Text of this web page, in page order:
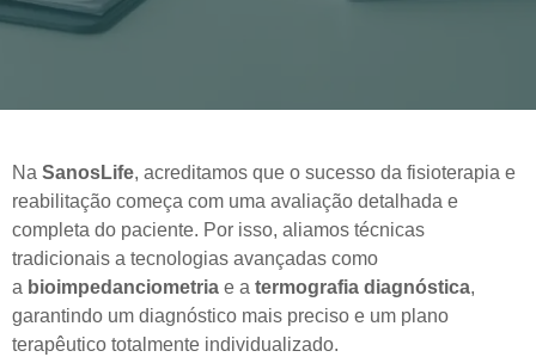
Na SanosLife, acreditamos que o sucesso da fisioterapia e
reabilitação começa com uma avaliação detalhada e
completa do paciente. Por isso, aliamos técnicas
tradicionais a tecnologias avançadas como
a bioimpedanciometria e a termografia diagnóstica,
garantindo um diagnóstico mais preciso e um plano
terapêutico totalmente individualizado.